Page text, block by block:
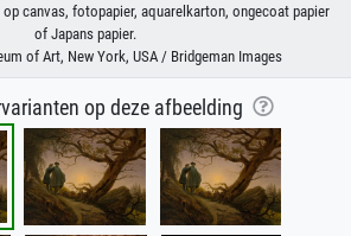
canvas, fotopapier, aquarelkarton, ongecoat papier
of Japans papier.
of Art, New York, USA / Bridgeman Images
op deze afbeelding